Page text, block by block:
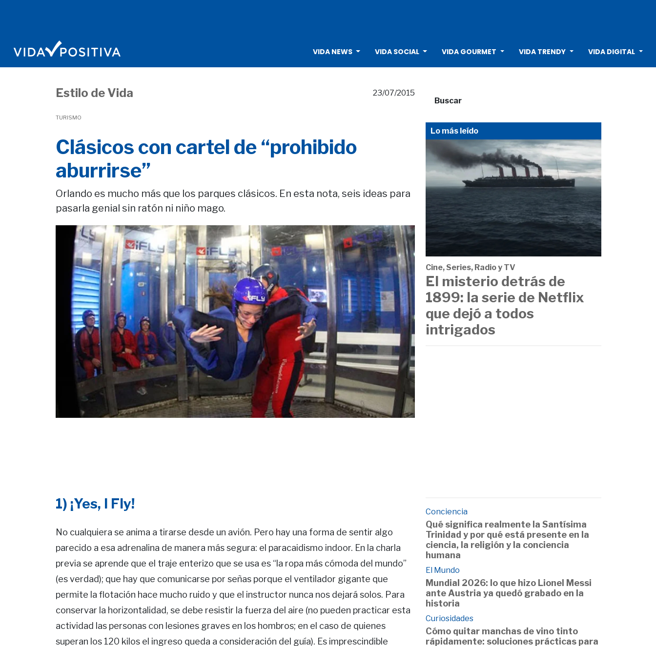
VIDA NEWS VIDA SOCIAL VIDA GOURMET VIDA TRENDY VIDA DIGITAL
Estilo de Vida
TURISMO
23/07/2015
Clásicos con cartel de “prohibido
aburrirse”
Orlando es mucho más que los parques clásicos. En esta nota, seis ideas para
pasarla genial sin ratón ni niño mago.
1) ¡Yes, I Fly!
No cualquiera se anima a tirarse desde un avión. Pero hay una forma de sentir algo
parecido a esa adrenalina de manera más segura: el paracaidismo indoor. En la charla
previa se aprende que el traje enterizo que se usa es “la ropa más cómoda del mundo”
(es verdad); que hay que comunicarse por señas porque el ventilador gigante que
permite la flotación hace mucho ruido y que el instructor nunca nos dejará solos. Para
conservar la horizontalidad, se debe resistir la fuerza del aire (no pueden practicar esta
actividad las personas con lesiones graves en los hombros; en el caso de quienes
superan los 120 kilos el ingreso queda a consideración del guía). Es imprescindible
Buscar
Lo más leído
Cine, Series, Radio y TV
El misterio detrás de
1899: la serie de Netflix
que dejó a todos
intrigados
Conciencia
Qué significa realmente la Santísima
Trinidad y por qué está presente en la
ciencia, la religión y la conciencia
humana
El Mundo
Mundial 2026: lo que hizo Lionel Messi
ante Austria ya quedó grabado en la
historia
Curiosidades
Cómo quitar manchas de vino tinto
rápidamente: soluciones prácticas para